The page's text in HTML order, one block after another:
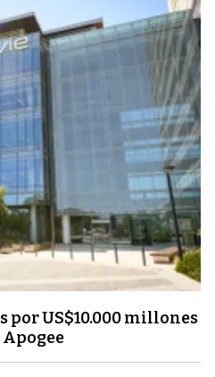
por US$10.000 millones